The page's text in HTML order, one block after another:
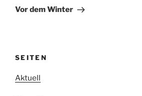
Beitrag
Vor dem Winter
SEITEN
Aktuell